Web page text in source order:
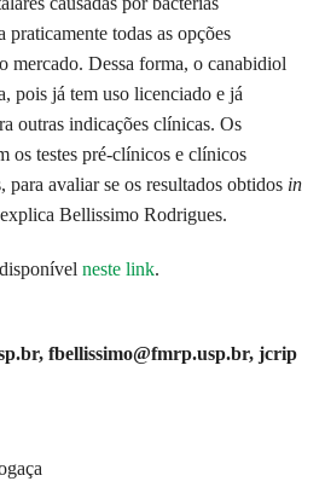
praticamente todas as opções
mercado. Dessa forma, o canabidiol
pois já tem uso licenciado e já
outras indicações clínicas. Os
os testes pré-clínicos e clínicos
para avaliar se os resultados obtidos in
Bellissimo Rodrigues.
neste link.
,fbellissimo@fmrp.usp.br,jcrip